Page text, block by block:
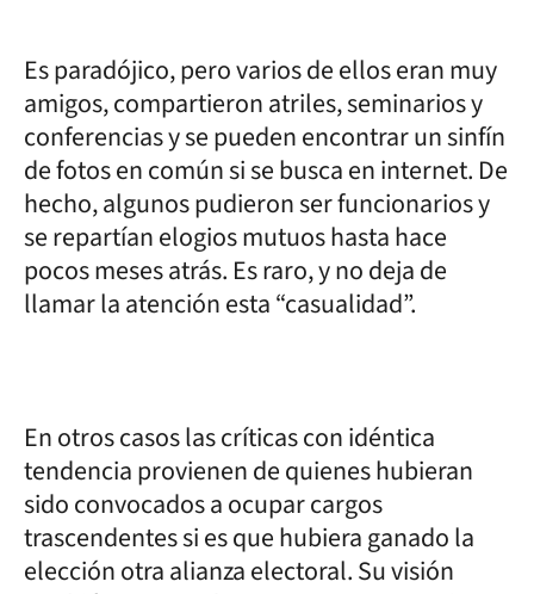
Es paradójico, pero varios de ellos eran muy
amigos, compartieron atriles, seminarios y
conferencias y se pueden encontrar un sinfín
de fotos en común si se busca en internet. De
hecho, algunos pudieron ser funcionarios y
se repartían elogios mutuos hasta hace
pocos meses atrás. Es raro, y no deja de
llamar la atención esta “casualidad”.
En otros casos las críticas con idéntica
tendencia provienen de quienes hubieran
sido convocados a ocupar cargos
trascendentes si es que hubiera ganado la
elección otra alianza electoral. Su visión